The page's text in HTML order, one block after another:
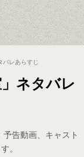
バレあらすじ
ネタバレ
告動画、キャスト
。